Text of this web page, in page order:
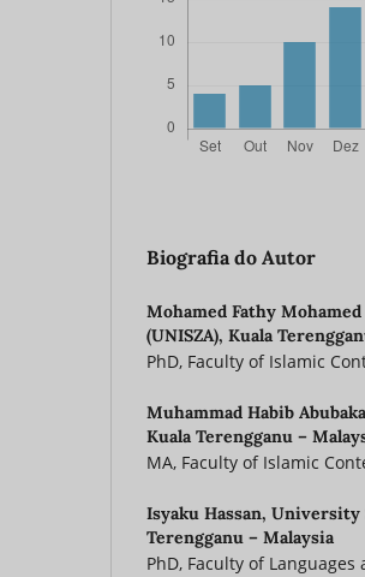
Biografia do Autor
Mohamed Fathy
(UNISZA), Kuala
PhD, Faculty of Islamic
Muhammad Habib
Kuala Terengganu –
MA, Faculty of Islamic
Isyaku Hassan, University
Terengganu – Malaysia
PhD, Faculty of